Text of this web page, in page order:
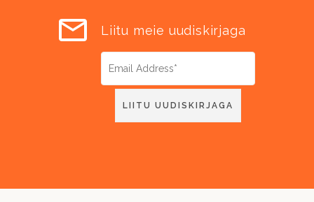
Liitu meie uudiskirjaga